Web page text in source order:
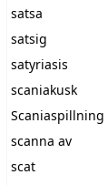
satsa
satsig
satyriasis
scaniakusk
Scaniaspillning
scanna av
scat